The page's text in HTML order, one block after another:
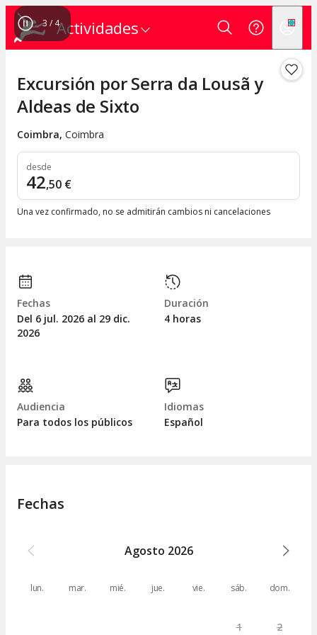
Actividades
3 / 4
Excursión por Serra da Lousã y
Aldeas de Sixto
Coimbra, Coimbra
desde
42,50 €
Una vez confirmado, no se admitirán cambios ni cancelaciones
Fechas
Del 6 jul. 2026 al 29 dic.
2026
Duración
4 horas
Audiencia
Para todos los públicos
Idiomas
Español
Fechas
Agosto 2026
lun. mar. mié. jue. vie. sáb. dom.
1 2